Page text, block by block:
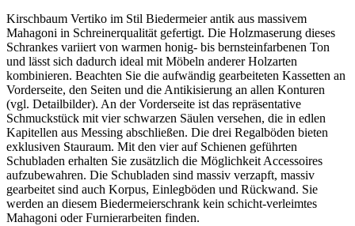
Kirschbaum Vertiko im Stil Biedermeier antik aus massivem
Mahagoni in Schreinerqualität gefertigt. Die Holzmaserung dieses
Schrankes variiert von warmen honig- bis bernsteinfarbenen Ton
und lässt sich dadurch ideal mit Möbeln anderer Holzarten
kombinieren. Beachten Sie die aufwändig gearbeiteten Kassetten an
Vorderseite, den Seiten und die Antikisierung an allen Konturen
(vgl. Detailbilder). An der Vorderseite ist das repräsentative
Schmuckstück mit vier schwarzen Säulen versehen, die in edlen
Kapitellen aus Messing abschließen. Die drei Regalböden bieten
exklusiven Stauraum. Mit den vier auf Schienen geführten
Schubladen erhalten Sie zusätzlich die Möglichkeit Accessoires
aufzubewahren. Die Schubladen sind massiv verzapft, massiv
gearbeitet sind auch Korpus, Einlegböden und Rückwand. Sie
werden an diesem Biedermeierschrank kein schicht-verleimtes
Mahagoni oder Furnierarbeiten finden.